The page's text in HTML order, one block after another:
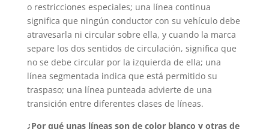
o restricciones especiales; una línea continua
significa que ningún conductor con su vehículo debe
atravesarla ni circular sobre ella, y cuando la marca
separe los dos sentidos de circulación, significa que
no se debe circular por la izquierda de ella; una
línea segmentada indica que está permitido su
traspaso; una línea punteada advierte de una
transición entre diferentes clases de líneas.
¿Por qué unas líneas son de color blanco y otras de